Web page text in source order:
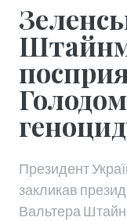
Президент
закликав
Вальтера